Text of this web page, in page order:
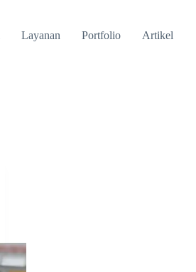
Layanan Portfolio Artikel